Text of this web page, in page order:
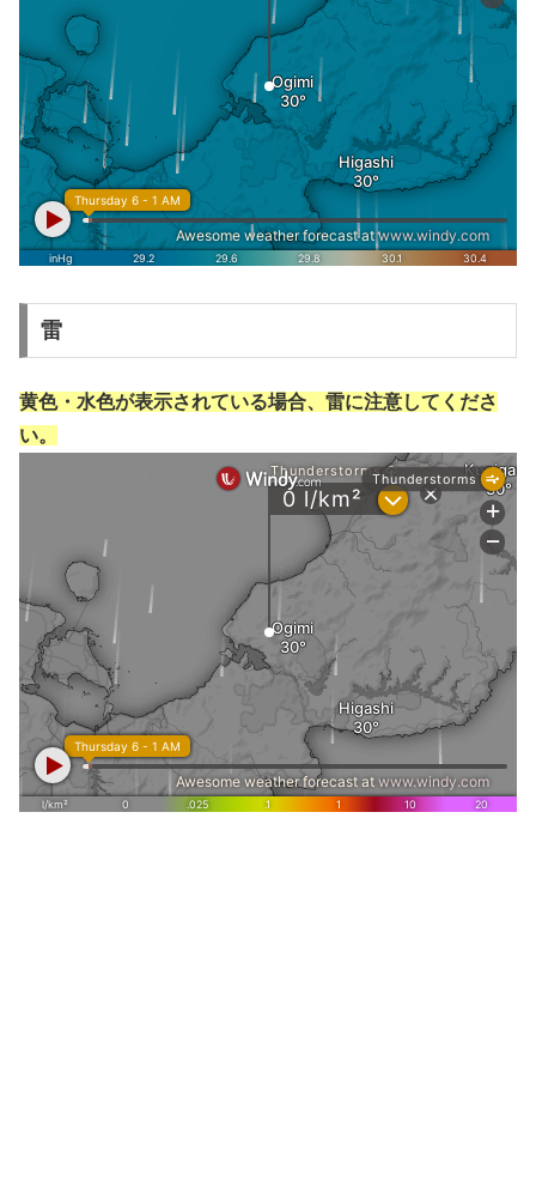
雷
黄色・水色が表示されている場合、雷に注意してくださ
い。